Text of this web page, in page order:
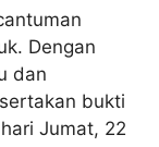
Dengan
dan
bukti
Jumat, 22